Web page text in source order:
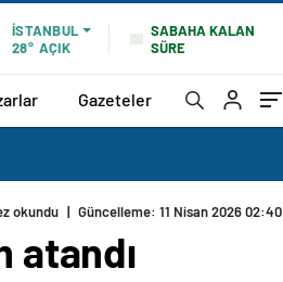
İSTANBUL
28° AÇIK
SABAHA KALAN
SÜRE
Gazeteler
okundu | Güncelleme: 11 Nisan 2026 02:40
atandı